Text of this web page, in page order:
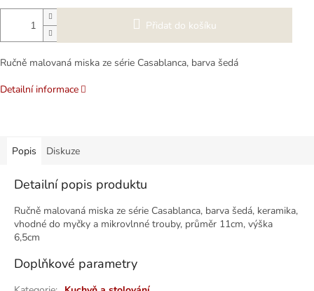
Přidat do košíku
Ručně malovaná miska ze série Casablanca, barva šedá
Detailní informace
Popis Diskuze
Detailní popis produktu
Ručně malovaná miska ze série Casablanca, barva šedá, keramika,
vhodné do myčky a mikrovlnné trouby, průměr 11cm, výška
6,5cm
Doplňkové parametry